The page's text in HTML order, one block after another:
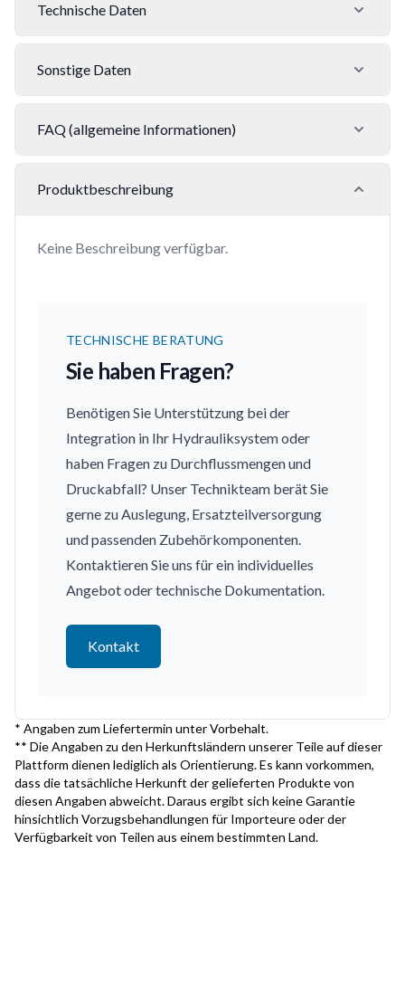
Technische Daten
Sonstige Daten
FAQ (allgemeine Informationen)
Produktbeschreibung
Keine Beschreibung verfügbar.
TECHNISCHE BERATUNG
Sie haben Fragen?
Benötigen Sie Unterstützung bei der
Integration in Ihr Hydrauliksystem oder
haben Fragen zu Durchflussmengen und
Druckabfall? Unser Technikteam berät Sie
gerne zu Auslegung, Ersatzteilversorgung
und passenden Zubehörkomponenten.
Kontaktieren Sie uns für ein individuelles
Angebot oder technische Dokumentation.
Kontakt
* Angaben zum Liefertermin unter Vorbehalt.
** Die Angaben zu den Herkunftsländern unserer Teile auf dieser
Plattform dienen lediglich als Orientierung. Es kann vorkommen,
dass die tatsächliche Herkunft der gelieferten Produkte von
diesen Angaben abweicht. Daraus ergibt sich keine Garantie
hinsichtlich Vorzugsbehandlungen für Importeure oder der
Verfügbarkeit von Teilen aus einem bestimmten Land.